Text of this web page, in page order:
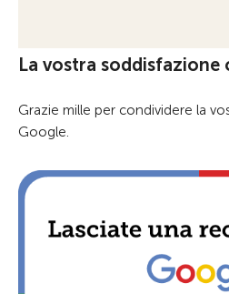
La vostra soddisfazione
Grazie mille per condividere la
Google.